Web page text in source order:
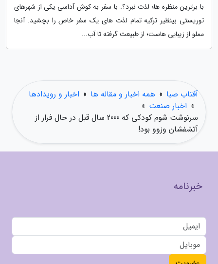
با برترین منظره ها؛ لذت نبرد؟. با سفر به کوش آداسی یکی از شهرهای
توریستی بینظیر ترکیه تمام لذت های یک سفر خاص را بچشید. آنجا
مملو از زیبایی هاست؛ از طبیعت گرفته تا آب...
آفتاب صبا » همه اخبار و مقاله ها » اخبار و رویدادها
» اخبار صنعت »
سرنوشت شوم کودکی که 2000 سال قبل در حال فرار از
آتشفشان وزوو بود!
خبرنامه